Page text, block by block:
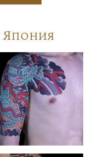
Япония